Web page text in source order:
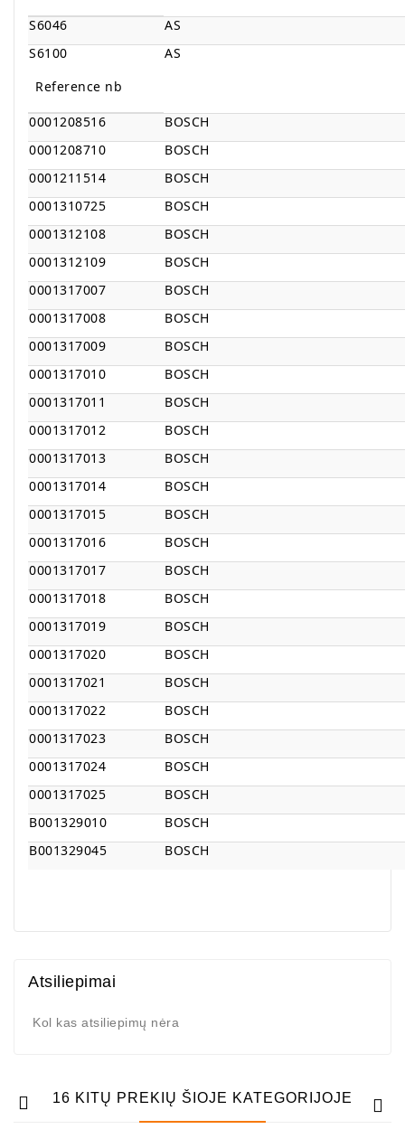
S6046
AS
S6100
AS
Reference nb
0001208516
BOSCH
0001208710
BOSCH
0001211514
BOSCH
0001310725
BOSCH
0001312108
BOSCH
0001312109
BOSCH
0001317007
BOSCH
0001317008
BOSCH
0001317009
BOSCH
0001317010
BOSCH
0001317011
BOSCH
0001317012
BOSCH
0001317013
BOSCH
0001317014
BOSCH
0001317015
BOSCH
0001317016
BOSCH
0001317017
BOSCH
0001317018
BOSCH
0001317019
BOSCH
0001317020
BOSCH
0001317021
BOSCH
0001317022
BOSCH
0001317023
BOSCH
0001317024
BOSCH
0001317025
BOSCH
B001329010
BOSCH
B001329045
BOSCH
Atsiliepimai
Kol kas atsiliepimų nėra
16 KITŲ PREKIŲ ŠIOJE KATEGORIJOJE